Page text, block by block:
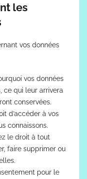
les
vos données
vos données
ce qui leur arrivera
conservées.
d’accéder à vos
connaissons.
le droit à tout
faire supprimer ou
pour le